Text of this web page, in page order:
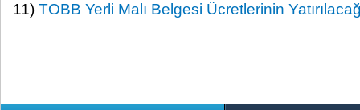
11) TOBB Yerli Malı Belgesi Ücretlerinin